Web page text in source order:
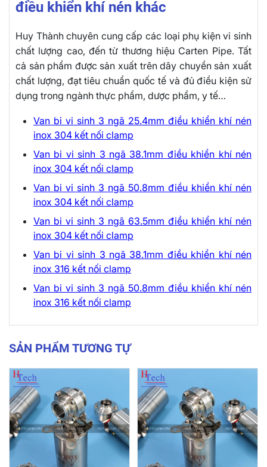
điều khiển khí nén khác
Huy Thành chuyên cung cấp các loại phụ kiện vi sinh
chất lượng cao, đến từ thương hiệu Carten Pipe. Tất
cả sản phẩm được sản xuất trên dây chuyền sản xuất
chất lượng, đạt tiêu chuẩn quốc tế và đủ điều kiện sử
dụng trong ngành thực phẩm, dược phẩm, y tế…
Van bi vi sinh 3 ngã 25.4mm điều khiển khí nén
inox 304 kết nối clamp
Van bi vi sinh 3 ngã 38.1mm điều khiển khí nén
inox 304 kết nối clamp
Van bi vi sinh 3 ngã 50.8mm điều khiển khí nén
inox 304 kết nối clamp
Van bi vi sinh 3 ngã 63.5mm điều khiển khí nén
inox 304 kết nối clamp
Van bi vi sinh 3 ngã 38.1mm điều khiển khí nén
inox 316 kết nối clamp
Van bi vi sinh 3 ngã 50.8mm điều khiển khí nén
inox 316 kết nối clamp
SẢN PHẨM TƯƠNG TỰ